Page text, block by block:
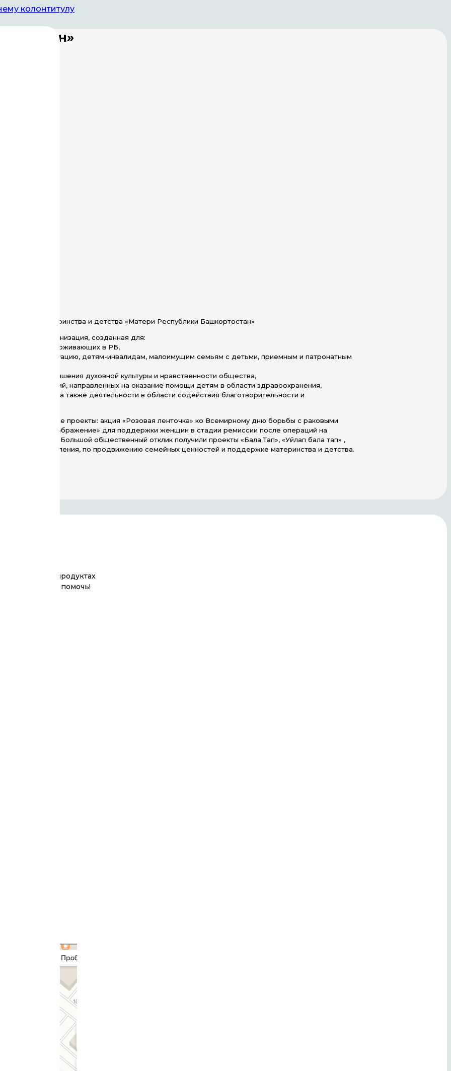
колонтитулу
материнства и детства «Матери Республики Башкортостан»
организация, созданная для:
и родителей, проживающих в РБ,
жизненную ситуацию, детям-инвалидам, малоимущим семьям с детьми, приемным и патронатным
и повышения духовной культуры и нравственности общества,
организаций, направленных на оказание помощи детям в области здравоохранения,
развития, а также деятельности в области содействия благотворительности и
социальные проекты: акция «Розовая ленточка» ко Всемирному дню борьбы с раковыми
проект «Преображение» для поддержки женщин в стадии ремиссии после операций на
поколений». Большой общественный отклик получили проекты «Бала Тап», «Уйлап бала тап» ,
здоровья населения, по продвижению семейных ценностей и поддержке материнства и детства.
о наших продуктах
всегда готовы помочь!